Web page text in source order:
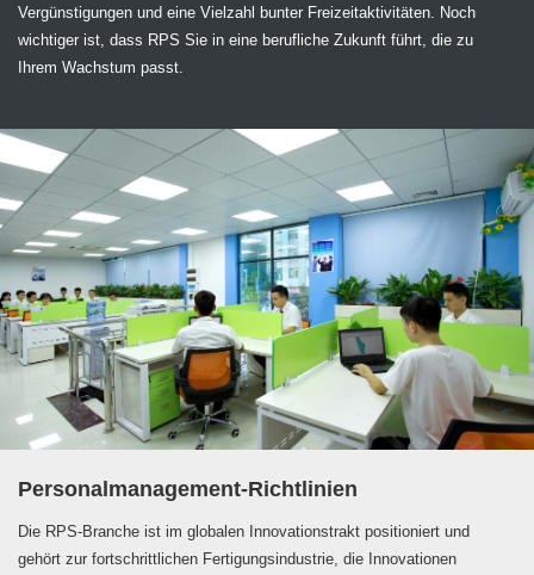
Vergünstigungen und eine Vielzahl bunter Freizeitaktivitäten. Noch
wichtiger ist, dass RPS Sie in eine berufliche Zukunft führt, die zu
Ihrem Wachstum passt.
Personalmanagement-Richtlinien
Die RPS-Branche ist im globalen Innovationstrakt positioniert und
gehört zur fortschrittlichen Fertigungsindustrie, die Innovationen